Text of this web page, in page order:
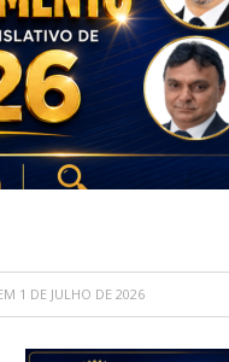
1 DE JULHO DE 2026